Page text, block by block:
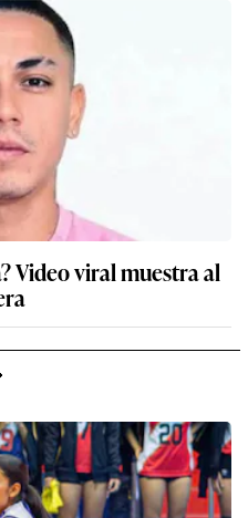
Video viral muestra al